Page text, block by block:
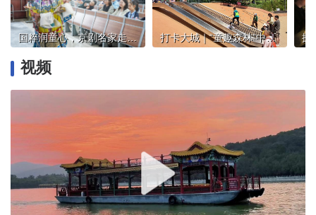
国粹润童心，京剧名家走进丰台二中卢沟桥学校小学部 打卡大城｜“童趣森林”中探索成长
视频